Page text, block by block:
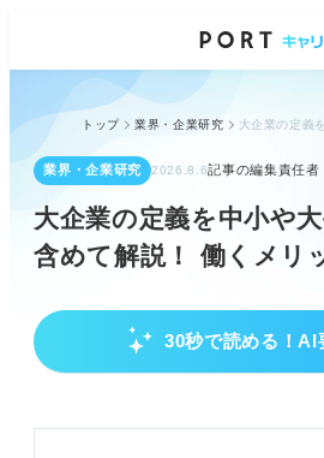
トップ 業界・企業研究
業界・企業研究 2026.8.6記事の編集責任者
大企業の定義を中小や
含めて解説！ 働くメリ
30秒で読める！AI
大企業の定義と関連用語を正